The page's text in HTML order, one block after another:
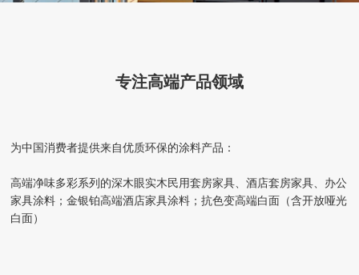
专注高端产品领域
为中国消费者提供来自优质环保的涂料产品：
高端净味多彩系列的深木眼实木民用套房家具、酒店套房家具、办公
家具涂料；金银铂高端酒店家具涂料；抗色变高端白面（含开放哑光
白面）